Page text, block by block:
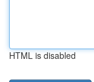
HTML is disabled